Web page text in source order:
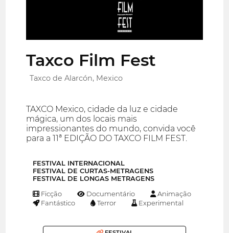
Taxco Film Fest
Taxco de Alarcón, Mexico
TAXCO Mexico, cidade da luz e cidade
mágica, um dos locais mais
impressionantes do mundo, convida você
para a 11ª EDIÇÃO DO TAXCO FILM FEST.
FESTIVAL INTERNACIONAL
FESTIVAL DE CURTAS-METRAGENS
FESTIVAL DE LONGAS METRAGENS
Ficção Documentário
Animação
Fantástico
Terror Experimental